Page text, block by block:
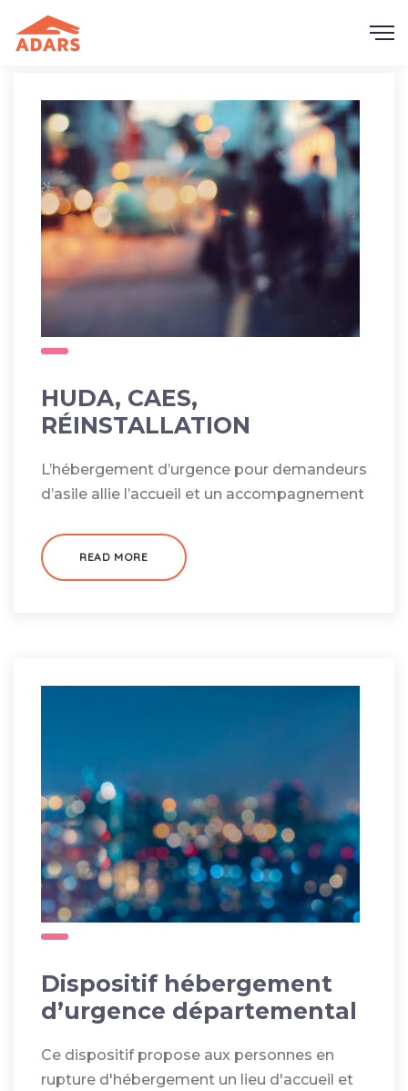
HUDA, CAES,
RÉINSTALLATION
L’hébergement d’urgence pour demandeurs
d’asile allie l’accueil et un accompagnement
READ MORE
Dispositif hébergement
d’urgence départemental
Ce dispositif propose aux personnes en
rupture d'hébergement un lieu d'accueil et